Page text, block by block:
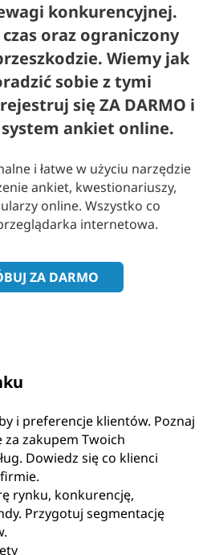
konkurencyjnej.
oraz ograniczony
Wiemy jak
sobie z tymi
się ZA DARMO i
ankiet online.
i łatwe w użyciu narzędzie
ankiet, kwestionariuszy,
online. Wszystko co
internetowa.
ZA DARMO
i preferencje klientów. Poznaj
zakupem Twoich
Dowiedz się co klienci
rynku, konkurencję,
Przygotuj segmentację